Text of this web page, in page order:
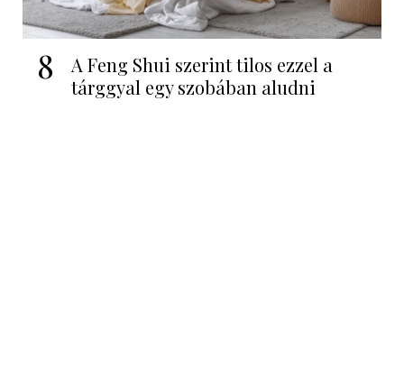
8
A Feng Shui szerint tilos ezzel a
tárggyal egy szobában aludni